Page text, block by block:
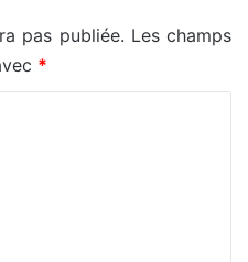
pas publiée. Les champs
*